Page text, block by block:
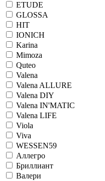
ETUDE
GLOSSA
HIT
IONICH
Karina
Mimoza
Quteo
Valena
Valena ALLURE
Valena DIY
Valena IN'MATIC
Valena LIFE
Viola
Viva
WESSEN59
Аллегро
Бриллиант
Валери